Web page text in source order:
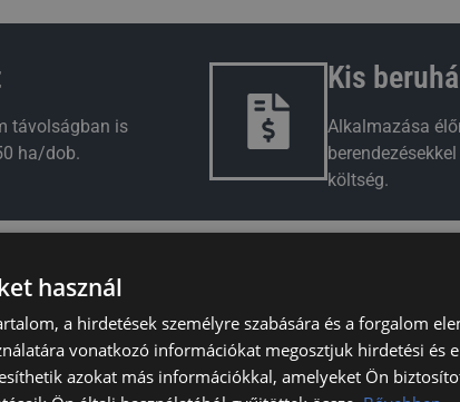
távolságban is
ha/dob.
Kis
Alkalmazása
költség.
tartó kocsi kihúzásával lefektetik az öntözőcsövet.
behúzza a már működő vízágyút vagy konzolt.
lehetséges. A csévélődobos gépek szórófejeinek
használ
a hirdetések személyre szabására és a forgalom
vonatkozó információkat megosztjuk hirdetési és
azokat más információkkal, amelyeket Ön